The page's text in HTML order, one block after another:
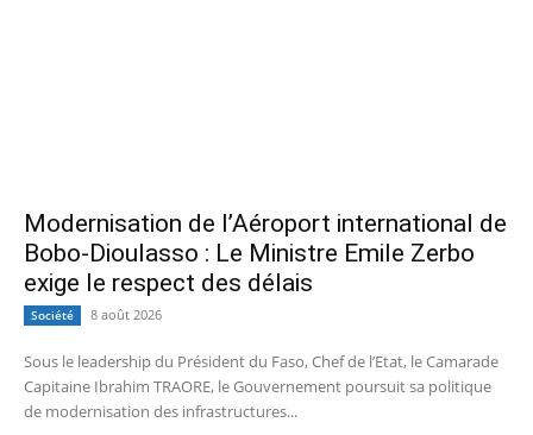
Modernisation de l’Aéroport international de
Bobo-Dioulasso : Le Ministre Emile Zerbo
exige le respect des délais
Société 8 août 2026
Sous le leadership du Président du Faso, Chef de l’Etat, le Camarade
Capitaine Ibrahim TRAORE, le Gouvernement poursuit sa politique
de modernisation des infrastructures...